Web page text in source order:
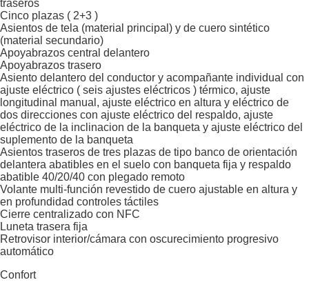
traseros
Cinco plazas ( 2+3 )
Asientos de tela (material principal) y de cuero sintético
(material secundario)
Apoyabrazos central delantero
Apoyabrazos trasero
Asiento delantero del conductor y acompañante individual con
ajuste eléctrico ( seis ajustes eléctricos ) térmico, ajuste
longitudinal manual, ajuste eléctrico en altura y eléctrico de
dos direcciones con ajuste eléctrico del respaldo, ajuste
eléctrico de la inclinacion de la banqueta y ajuste eléctrico del
suplemento de la banqueta
Asientos traseros de tres plazas de tipo banco de orientación
delantera abatibles en el suelo con banqueta fija y respaldo
abatible 40/20/40 con plegado remoto
Volante multi-función revestido de cuero ajustable en altura y
en profundidad controles táctiles
Cierre centralizado con NFC
Luneta trasera fija
Retrovisor interior/cámara con oscurecimiento progresivo
automático
Confort